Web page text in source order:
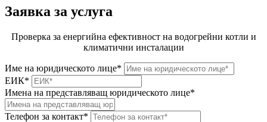
Заявка за услуга
Проверка за енергийна ефективност на водогрейни котли и
климатични инсталации
Име на юридическото лице*
ЕИК*
Имена на представляващ юридическото лице*
Телефон за контакт*